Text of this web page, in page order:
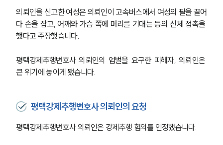
의뢰인을 신고한 여성은 의뢰인이 고속버스에서 여성의 팔을 끌어
다 손을 잡고, 어깨와 가슴 쪽에 머리를 기대는 등의 신체 접촉을
했다고 주장했습니다.
평택강제추행변호사 의뢰인의 엄벌을 요구한 피해자, 의뢰인은
큰 위기에 놓이게 됐습니다.
평택강제추행변호사 의뢰인의 요청
평택강제추행변호사 의뢰인은 강제추행 혐의를 인정했습니다.